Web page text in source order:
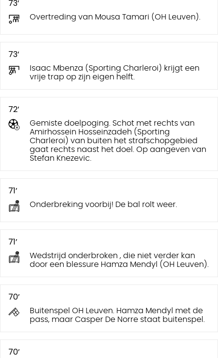
73’
Overtreding van Mousa Tamari (OH Leuven).
73’
Isaac Mbenza (Sporting Charleroi) krijgt een
vrije trap op zijn eigen helft.
72’
Gemiste doelpoging. Schot met rechts van
Amirhossein Hosseinzadeh (Sporting
Charleroi) van buiten het strafschopgebied
gaat rechts naast het doel. Op aangeven van
Stefan Knezevic.
71’
Onderbreking voorbij! De bal rolt weer.
71’
Wedstrijd onderbroken , die niet verder kan
door een blessure Hamza Mendyl (OH Leuven).
70’
Buitenspel OH Leuven. Hamza Mendyl met de
pass, maar Casper De Norre staat buitenspel.
70’